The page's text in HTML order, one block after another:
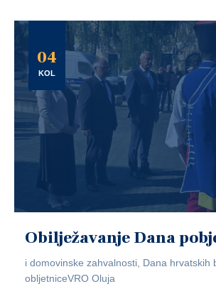
04
KOL
Obilježavanje Dana
i domovinske zahvalnosti, Dana hrvatskih
obljetniceVRO Oluja